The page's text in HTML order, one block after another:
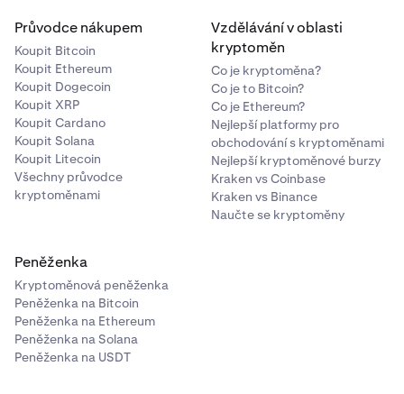
❌
Bitcoin
❌
❌
Avalanche
❌
❌
Průvodce nákupem
Koupit Bitcoin
Koupit Ethereum
Koupit Dogecoin
Koupit XRP
Koupit Cardano
Koupit Solana
Koupit Litecoin
Všechny průvodce
kryptoměnami
Vzdělávání v oblasti
kryptoměn
Co je kryptoměna?
Co je to Bitcoin?
Co je Ethereum?
Nejlepší platformy pro
obchodování s kryptoměnami
Nejlepší kryptoměnové burzy
Kraken vs Coinbase
Kraken vs Binance
Naučte se kryptoměny
Peněženka
Kryptoměnová peněženka
Peněženka na Bitcoin
Peněženka na Ethereum
Peněženka na Solana
Peněženka na USDT